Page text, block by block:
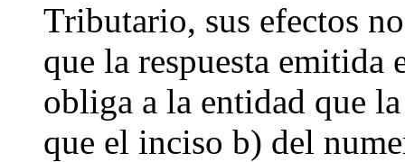
Tributario, sus efectos
que la respuesta emitida
obliga a la entidad que
que el inciso b) del